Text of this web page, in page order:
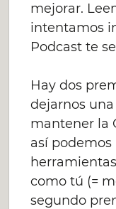
mejorar.
intentamos
Podcast te
Hay dos
dejarnos
mantener la
así
como tú (=
segundo